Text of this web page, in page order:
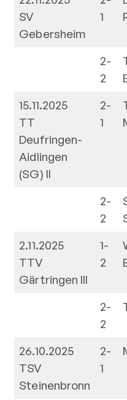
SV
Gebersheim
1
2-
2
15.11.2025
TT
Deufringen-
Aidlingen
(SG) II
2-
1
2-
2
2.11.2025
TTV
Gärtringen III
1-
2
2-
2
26.10.2025
TSV
Steinenbronn
2-
1